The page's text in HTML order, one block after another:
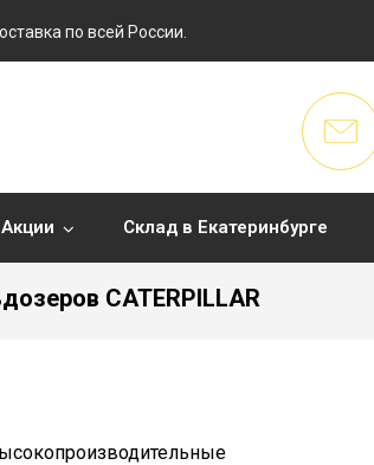
по всей России.
Акции Склад в Екатеринбурге
CATERPILLAR